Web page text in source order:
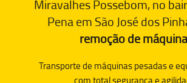
Miravalhes Possebom, no
Pena em São José dos
remoção de
Transporte de máquinas pesadas e
com total segurança e